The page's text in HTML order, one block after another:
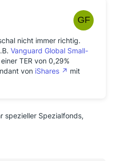
nicht immer richtig.
Vanguard Global Small-
TER von 0,29%
von iShares
mit
spezieller Spezialfonds,